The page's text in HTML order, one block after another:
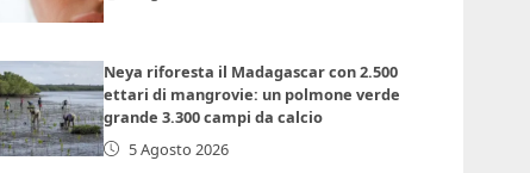
Neya riforesta il Madagascar con 2.500
ettari di mangrovie: un polmone verde
grande 3.300 campi da calcio
5 Agosto 2026